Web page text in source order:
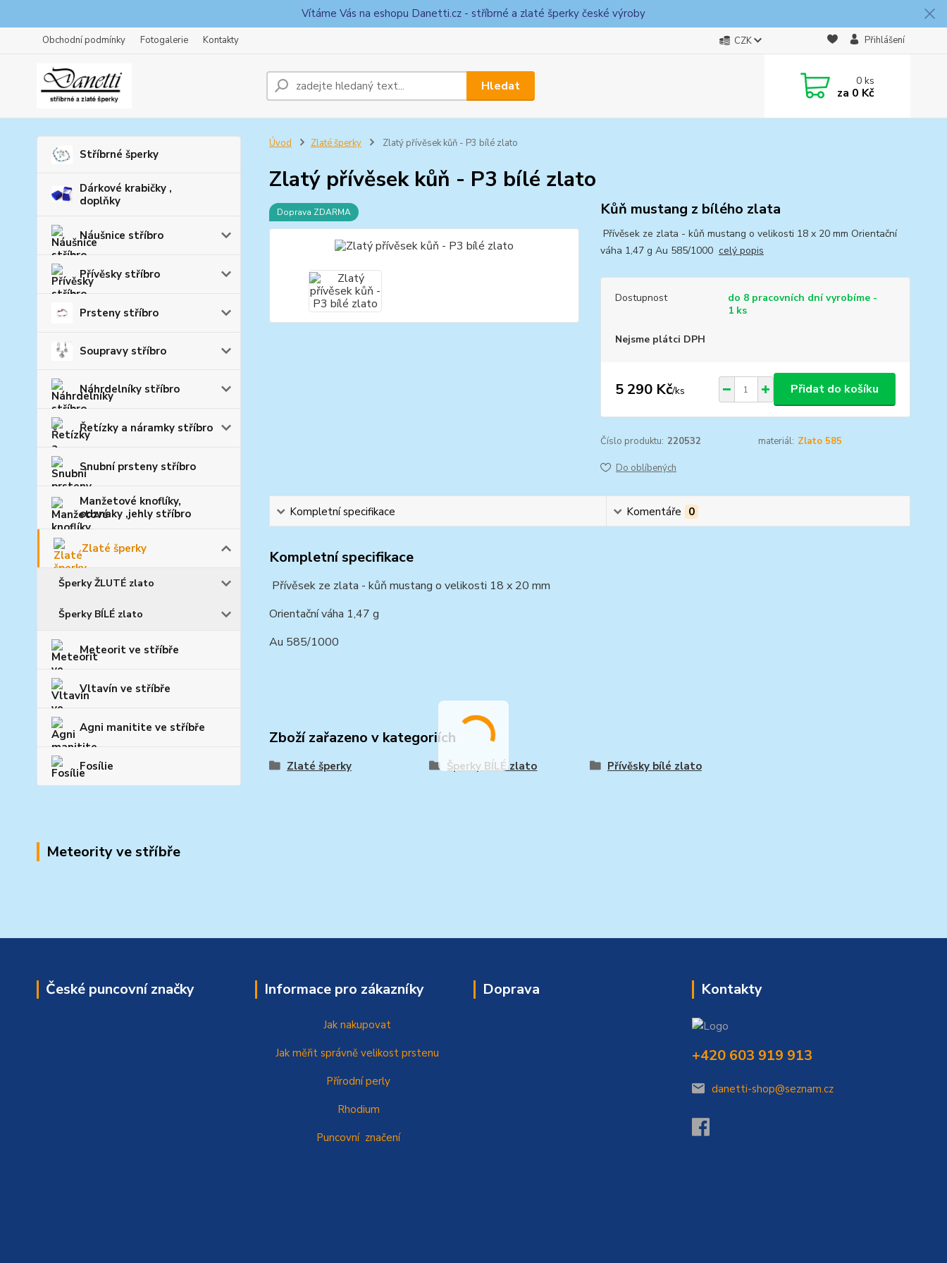
Vítáme Vás na eshopu Danetti.cz - stříbrné a zlaté šperky české výroby
Obchodní podmínky Fotogalerie Kontakty CZK Přihlášení
Hledat 0ks
za 0 Kč
Stříbrné šperky
Dárkové krabičky ,
doplňky
Náušnice stříbro
Přívěsky stříbro
Prsteny stříbro
Soupravy stříbro
Náhrdelníky stříbro
Řetízky a náramky stříbro
Snubní prsteny stříbro
Manžetové knoflíky,
odznaky ,jehly stříbro
Zlaté šperky
Šperky ŽLUTÉ zlato
Šperky BÍLÉ zlato
Meteorit ve stříbře
Vltavín ve stříbře
Agni manitite ve stříbře
Fosílie
Meteority ve stříbře
Úvod Zlaté šperky Zlatý přívěsek kůň - P3 bílé zlato
Zlatý přívěsek kůň - P3 bílé zlato
Doprava ZDARMA Kůň mustang z bílého zlata
Přívěsek ze zlata - kůň mustang o velikosti 18 x 20 mm Orientační
váha 1,47 g Au 585/1000 celý popis
Dostupnost
do 8 pracovních dní vyrobíme -
1 ks
Nejsme plátci DPH
5 290 Kč/ks Přidat do košíku
Číslo produktu: 220532 materiál: Zlato 585
Do oblíbených
Kompletní specifikace Komentáře 0
Kompletní specifikace
Přívěsek ze zlata - kůň mustang o velikosti 18 x 20 mm
Orientační váha 1,47 g
Au 585/1000
Zboží zařazeno v kategoriích
Zlaté šperky Šperky BÍLÉ zlato Přívěsky bílé zlato
České puncovní značky Informace pro zákazníky
Jak nakupovat
Jak měřit správněvelikost prstenu
Přírodní perly
Rhodium
Puncovní značení
Doprava Kontakty
+420 603 919 913
danetti-shop@seznam.cz